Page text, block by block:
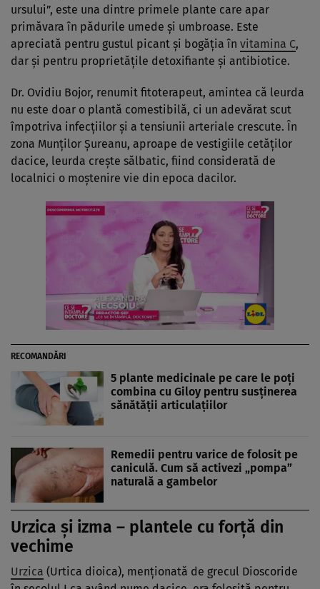
ursului”, este una dintre primele plante care apar
primăvara în pădurile umede și umbroase. Este
apreciată pentru gustul picant și bogăția în vitamina C,
dar și pentru proprietățile detoxifiante și antibiotice.
Dr. Ovidiu Bojor, renumit fitoterapeut, amintea că leurda
nu este doar o plantă comestibilă, ci un adevărat scut
împotriva infecțiilor și a tensiunii arteriale crescute. În
zona Munților Șureanu, aproape de vestigiile cetăților
dacice, leurda crește sălbatic, fiind considerată de
localnici o moștenire vie din epoca dacilor.
RECOMANDĂRI
5 plante medicinale pe care le poți
combina cu Giloy pentru susținerea
sănătății articulațiilor
Remedii pentru varice de folosit pe
caniculă. Cum să activezi „pompa”
naturală a gambelor
Urzica și izma – plantele cu forță din
vechime
Urzica (Urtica dioica), menționată de grecul Dioscoride